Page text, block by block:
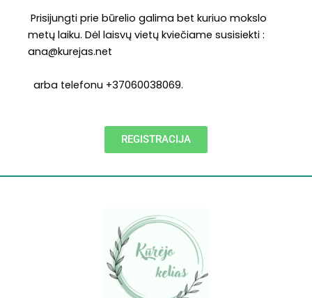
Prisijungti prie būrelio galima bet kuriuo mokslo
metų laiku. Dėl laisvų vietų kviečiame susisiekti :
ana@kurejas.net
arba telefonu +37060038069.
REGISTRACIJA